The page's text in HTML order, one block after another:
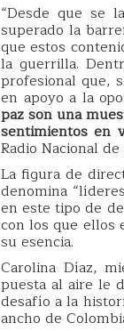
“Desde que se
superado la
que estos
la guerrilla.
profesional que,
en apoyo a la
paz son una
sentimientos en
Radio Nacional
La figura de
denomina
en este tipo de
con los que ellos
su esencia.
Carolina Díaz,
puesta al aire le
desafío a la
ancho de